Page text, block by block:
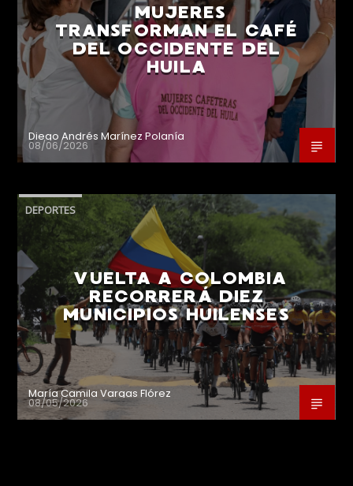
MUJERES
TRANSFORMAN EL CAFÉ
DEL OCCIDENTE DEL
HUILA
Diego Andrés Marínez Polanía
08/06/2026
DEPORTES
VUELTA A COLOMBIA
RECORRERÁ DIEZ
MUNICIPIOS HUILENSES
María Camila Vargas Flórez
08/05/2026